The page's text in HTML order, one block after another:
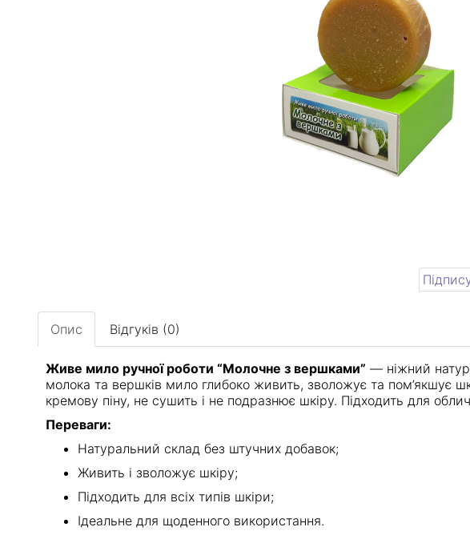
Опис Відгуків (0)
Живе мило ручної роботи “Молочне з вершками” — ніжний
молока та вершків мило глибоко живить, зволожує та пом’якшує
кремову піну, не сушить і не подразнює шкіру. Підходить для
Переваги:
Натуральний склад без штучних добавок;
Живить і зволожує шкіру;
Підходить для всіх типів шкіри;
Ідеальне для щоденного використання.